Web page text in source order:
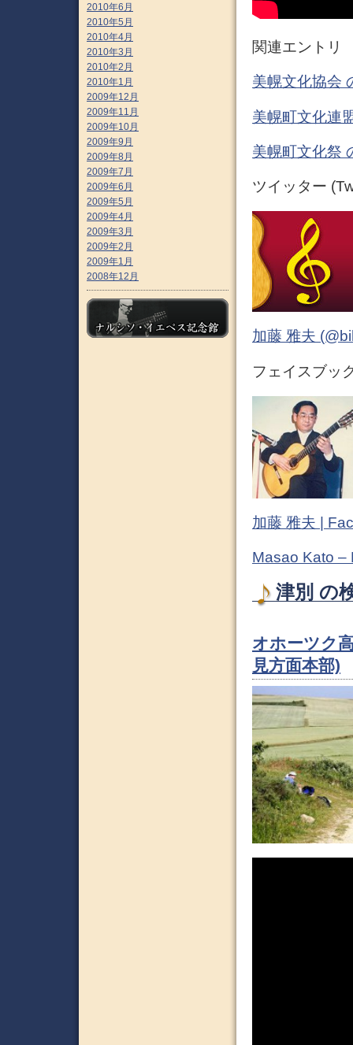
関連エントリ
美幌文化協会
美幌町文化連
美幌町文化祭
ツイッター
加藤 雅夫
フェイスブッ
加藤 雅夫 |
Masao Kato –
津別 の
オホーツク
見方面本部)
2010年6月
2010年5月
2010年4月
2010年3月
2010年2月
2010年1月
2009年12月
2009年11月
2009年10月
2009年9月
2009年8月
2009年7月
2009年6月
2009年5月
2009年4月
2009年3月
2009年2月
2009年1月
2008年12月